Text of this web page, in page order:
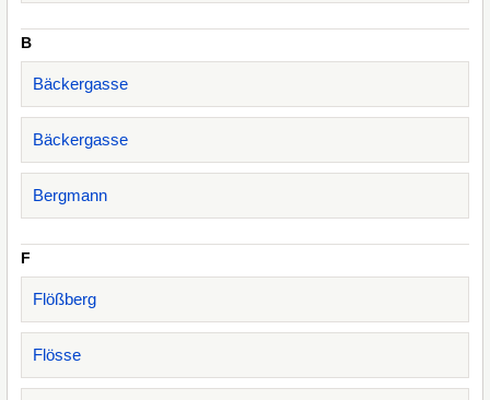
B
Bäckergasse
Bäckergasse
Bergmann
F
Flößberg
Flösse